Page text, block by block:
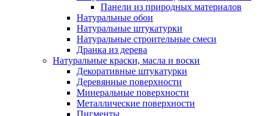
Панели из природных материалов
Натуральные обои
Натуральные штукатурки
Натуральные строительные смеси
Дранка из дерева
Натуральные краски, масла и воски
Декоративные штукатурки
Деревянные поверхности
Минеральные поверхности
Металлические поверхности
Пигменты